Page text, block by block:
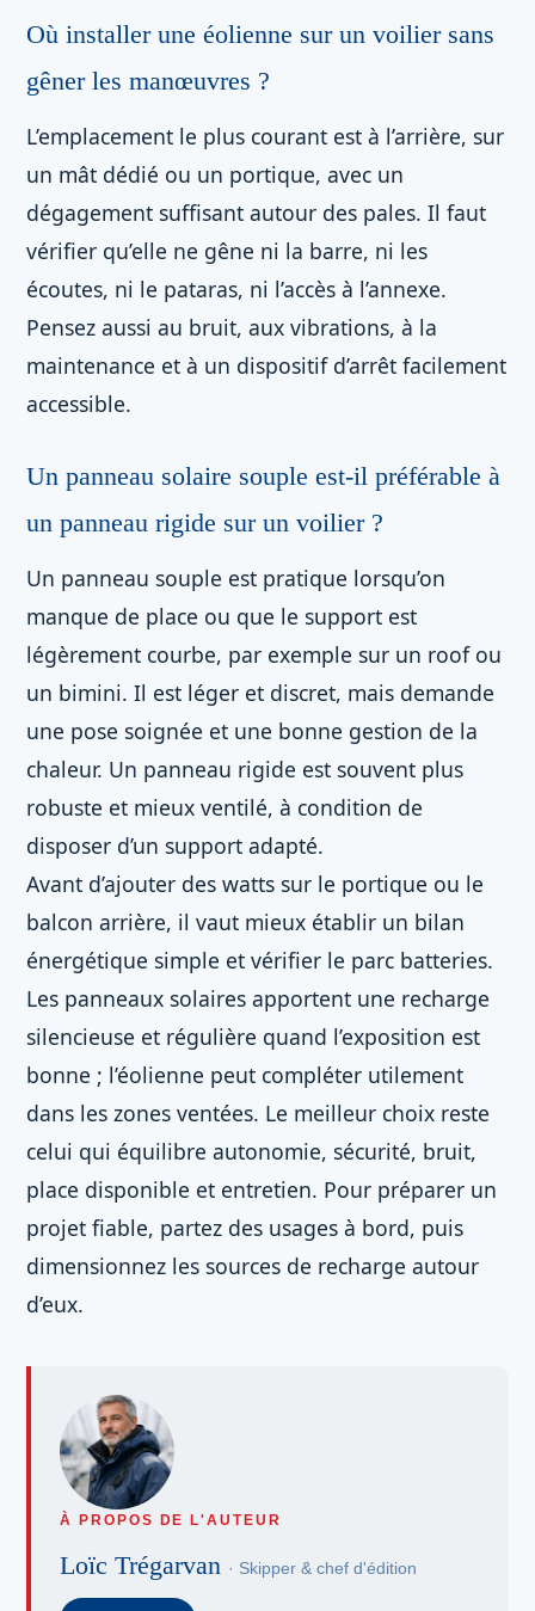
Où installer une éolienne sur un voilier sans
gêner les manœuvres ?
L’emplacement le plus courant est à l’arrière, sur
un mât dédié ou un portique, avec un
dégagement suffisant autour des pales. Il faut
vérifier qu’elle ne gêne ni la barre, ni les
écoutes, ni le pataras, ni l’accès à l’annexe.
Pensez aussi au bruit, aux vibrations, à la
maintenance et à un dispositif d’arrêt facilement
accessible.
Un panneau solaire souple est-il préférable à
un panneau rigide sur un voilier ?
Un panneau souple est pratique lorsqu’on
manque de place ou que le support est
légèrement courbe, par exemple sur un roof ou
un bimini. Il est léger et discret, mais demande
une pose soignée et une bonne gestion de la
chaleur. Un panneau rigide est souvent plus
robuste et mieux ventilé, à condition de
disposer d’un support adapté.
Avant d’ajouter des watts sur le portique ou le
balcon arrière, il vaut mieux établir un bilan
énergétique simple et vérifier le parc batteries.
Les panneaux solaires apportent une recharge
silencieuse et régulière quand l’exposition est
bonne ; l’éolienne peut compléter utilement
dans les zones ventées. Le meilleur choix reste
celui qui équilibre autonomie, sécurité, bruit,
place disponible et entretien. Pour préparer un
projet fiable, partez des usages à bord, puis
dimensionnez les sources de recharge autour
d’eux.
À PROPOS DE L'AUTEUR
Loïc Trégarvan · Skipper & chef d'édition